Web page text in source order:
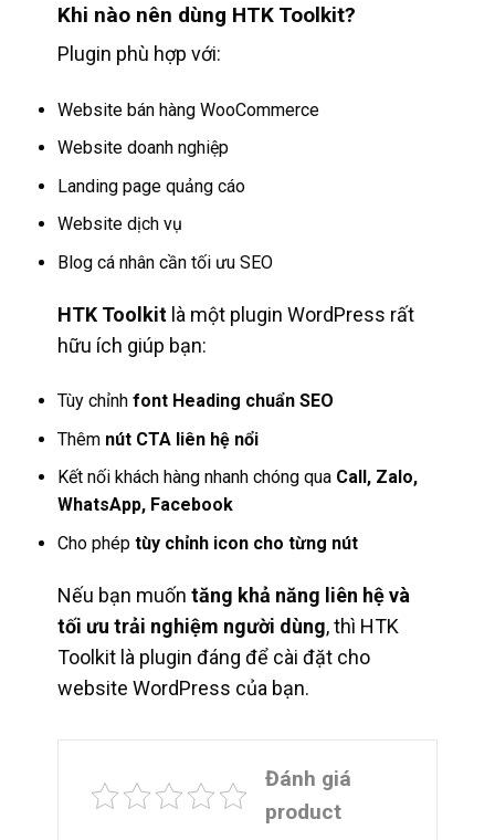
Khi nào nên dùng HTK Toolkit?
Plugin phù hợp với:
Website bán hàng WooCommerce
Website doanh nghiệp
Landing page quảng cáo
Website dịch vụ
Blog cá nhân cần tối ưu SEO
HTK Toolkitlà một plugin WordPress rất
hữu ích giúp bạn:
Tùy chỉnh font Heading chuẩn SEO
Thêm nút CTA liên hệ nổi
Kết nối khách hàng nhanh chóng qua Call, Zalo,
WhatsApp, Facebook
Cho phép tùy chỉnh icon cho từng nút
Nếu bạn muốn tăng khả năng liên hệ và
tối ưu trải nghiệm người dùng, thì HTK
Toolkit là plugin đáng để cài đặt cho
website WordPress của bạn.
Đánh giá
product